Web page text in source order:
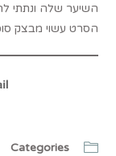
השיער שלה ונתתי
הסרט עשוי מבצק
Categories